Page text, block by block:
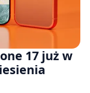
17 już w